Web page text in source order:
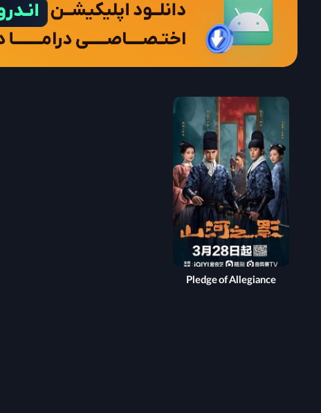
Pledge of Allegiance